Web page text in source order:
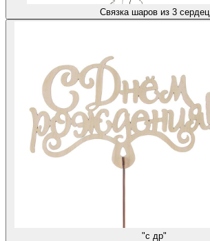
Связка шаров из 3 сердец
"с др"